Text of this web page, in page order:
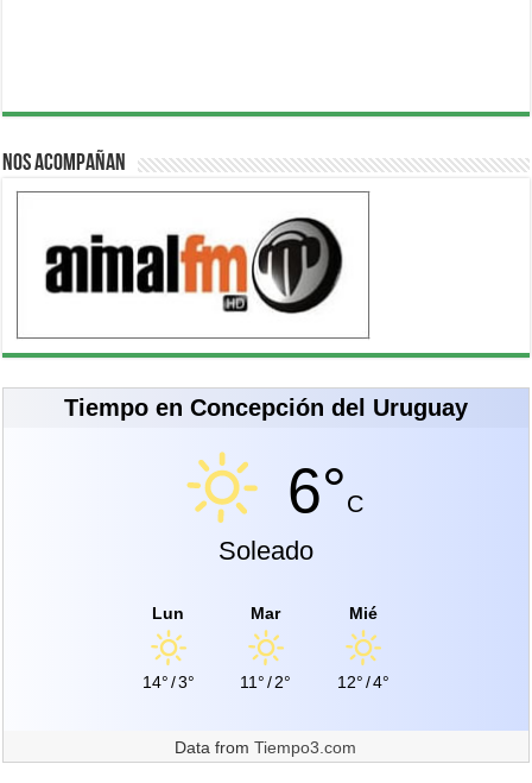
Nos acompañan
Tiempo en Concepción del Uruguay
6°C
Soleado
Lun
14°/3°
Mar
11° /2°
Mié
12°/4°
Data fromTiempo3.com